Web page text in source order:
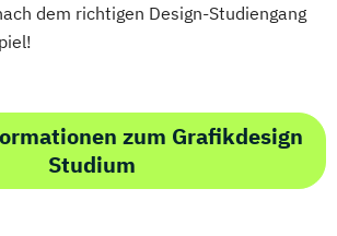
dem richtigen Design-Studiengang
zum Grafikdesign
Studium